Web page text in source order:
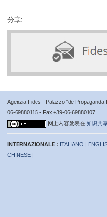
分享:
Agenzia Fides - Palazzo “de Propaganda
06-69880115 - Fax +39-06-69880107
网上内容发表在 知识共
INTERNAZIONALE : ITALIANO |
CHINESE |